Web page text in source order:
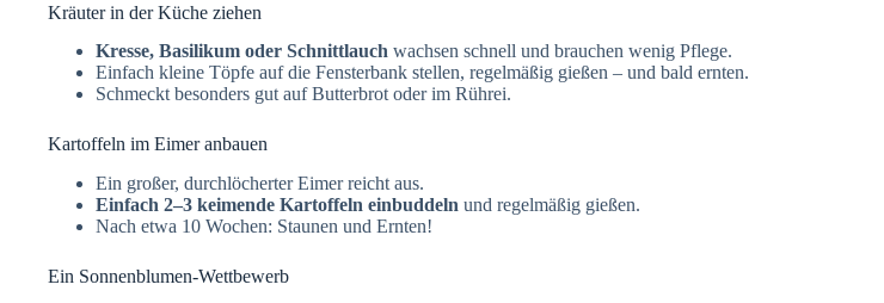
Kräuter in der Küche ziehen
Kresse, Basilikum oder Schnittlauch wachsen schnell und brauchen wenig Pflege.
Einfach kleine Töpfe auf die Fensterbank stellen, regelmäßig gießen – und bald ernten.
Schmeckt besonders gut auf Butterbrot oder im Rührei.
Kartoffeln im Eimer anbauen
Ein großer, durchlöcherter Eimer reicht aus.
Einfach 2–3 keimende Kartoffeln einbuddeln und regelmäßig gießen.
Nach etwa 10 Wochen: Staunen und Ernten!
Ein Sonnenblumen-Wettbewerb